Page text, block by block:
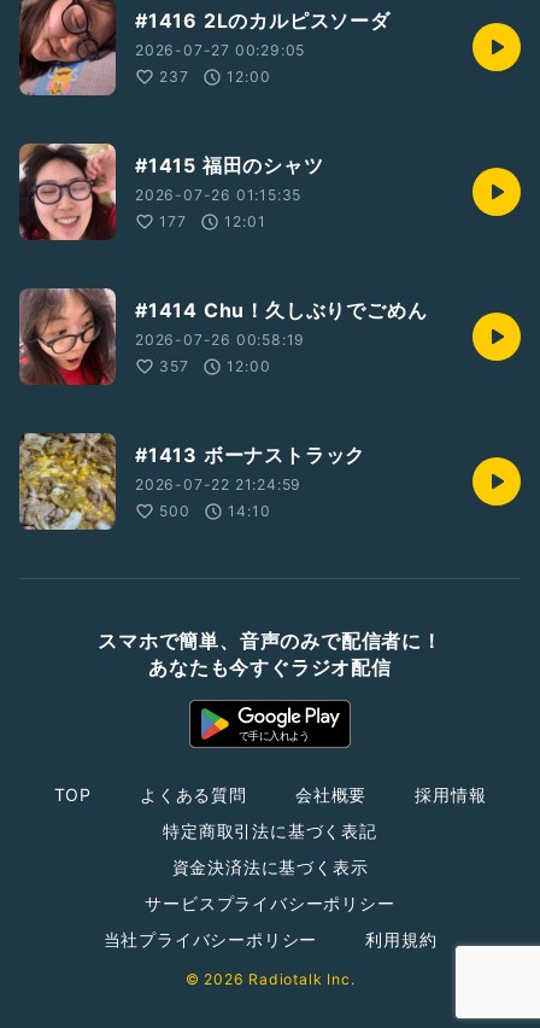
#1416 2Lのカルピスソーダ
2026-07-27 00:29:05
237
12:00
#1415 福田のシャツ
2026-07-26 01:15:35
177
12:01
#1414 Chu！久しぶりでごめん
2026-07-26 00:58:19
357
12:00
#1413 ボーナストラック
2026-07-22 21:24:59
500
14:10
スマホで簡単、音声のみで配信者に！
あなたも今すぐラジオ配信
TOP よくある質問 会社概要
採用情報
特定商取引法に基づく表記
資金決済法に基づく表示
サービスプライバシーポリシー
当社プライバシーポリシー
利用規約
© 2026 Radiotalk Inc.